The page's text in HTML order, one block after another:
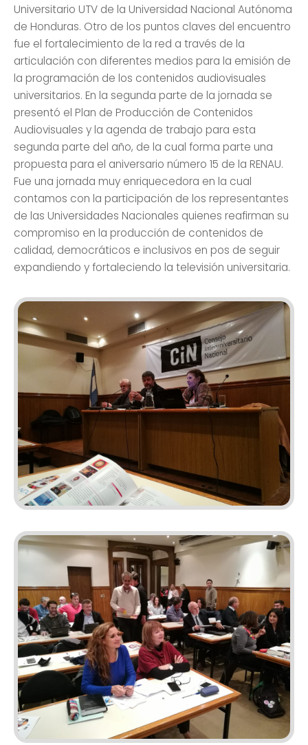
Universitario UTV de la Universidad Nacional Autónoma
de Honduras. Otro de los puntos claves del encuentro
fue el fortalecimiento de la red a través de la
articulación con diferentes medios para la emisión de
la programación de los contenidos audiovisuales
universitarios. En la segunda parte de la jornada se
presentó el Plan de Producción de Contenidos
Audiovisuales y la agenda de trabajo para esta
segunda parte del año, de la cual forma parte una
propuesta para el aniversario número 15 de la RENAU.
Fue una jornada muy enriquecedora en la cual
contamos con la participación de los representantes
de las Universidades Nacionales quienes reafirman su
compromiso en la producción de contenidos de
calidad, democráticos e inclusivos en pos de seguir
expandiendo y fortaleciendo la televisión universitaria.